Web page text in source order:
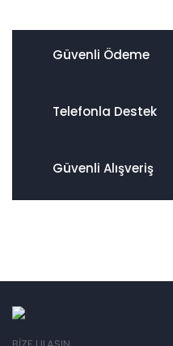
Güvenli Ödeme
Telefonla Destek
Güvenli Alışveriş